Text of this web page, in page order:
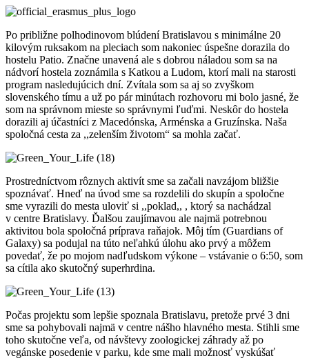
Po približne polhodinovom blúdení Bratislavou s minimálne 20
kilovým ruksakom na pleciach som nakoniec úspešne dorazila do
hostelu Patio. Značne unavená ale s dobrou náladou som sa na
nádvorí hostela zoznámila s Katkou a Ludom, ktorí mali na starosti
program nasledujúcich dní. Zvítala som sa aj so zvyškom
slovenského tímu a už po pár minútach rozhovoru mi bolo jasné, že
som na správnom mieste so správnymi ľuďmi. Neskôr do hostela
dorazili aj účastníci z Macedónska, Arménska a Gruzínska. Naša
spoločná cesta za ,,zelenším životom“ sa mohla začať.
Prostredníctvom rôznych aktivít sme sa začali navzájom bližšie
spoznávať. Hneď na úvod sme sa rozdelili do skupín a spoločne
sme vyrazili do mesta uloviť si ,,poklad,, , ktorý sa nachádzal
v centre Bratislavy. Ďalšou zaujímavou ale najmä potrebnou
aktivitou bola spoločná príprava raňajok. Môj tím (Guardians of
Galaxy) sa podujal na túto neľahkú úlohu ako prvý a môžem
povedať, že po mojom nadľudskom výkone – vstávanie o 6:50, som
sa cítila ako skutočný superhrdina.
Počas projektu som lepšie spoznala Bratislavu, pretože prvé 3 dni
sme sa pohybovali najmä v centre nášho hlavného mesta. Stihli sme
toho skutočne veľa, od návštevy zoologickej záhrady až po
vegánske posedenie v parku, kde sme mali možnosť vyskúšať